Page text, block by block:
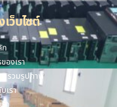
ว็บไซต์
ก
องเรา
รวมรูปภาพ
เรา